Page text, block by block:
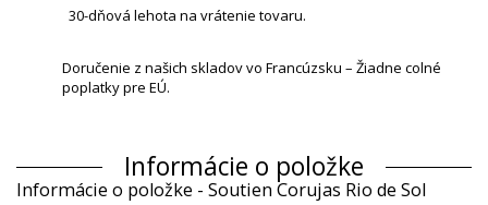
30-dňová lehota na vrátenie tovaru.
Doručenie z našich skladov vo Francúzsku – Žiadne colné
poplatky pre EÚ.
Informácie o položke
Informácie o položke - Soutien Corujas Rio de Sol